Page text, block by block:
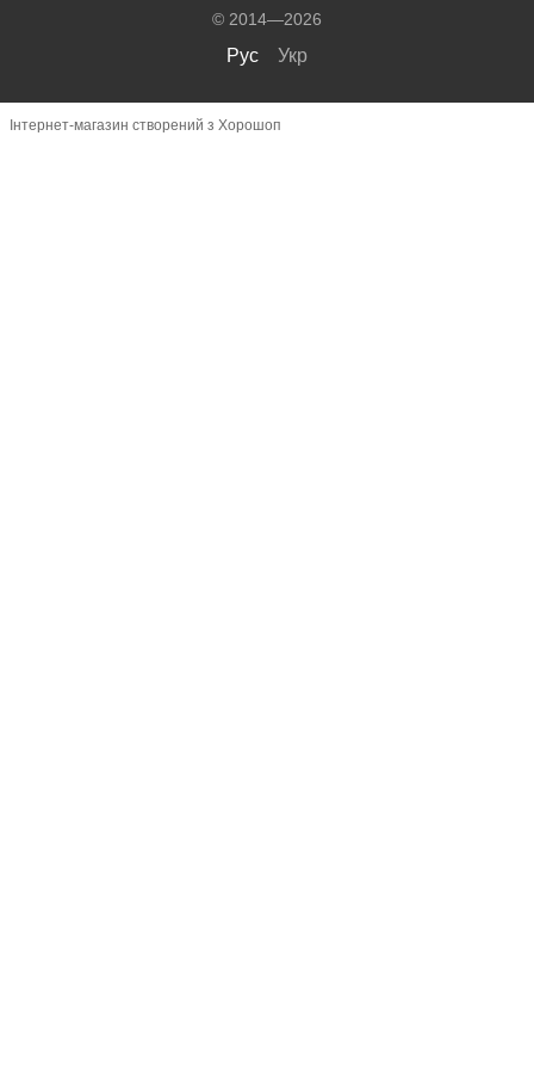
© 2014—2026
Рус Укр
Інтернет-магазин створений з Хорошоп